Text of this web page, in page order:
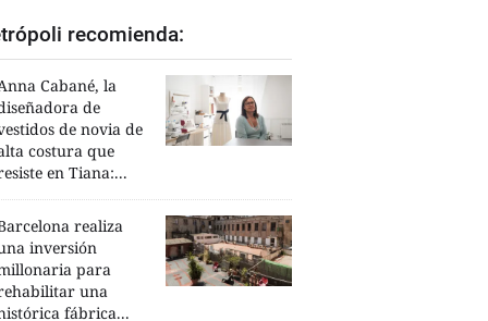
recomienda:
Cabané, la
de
de novia de
costura que
en Tiana:...
realiza
inversión
para
una
fábrica...